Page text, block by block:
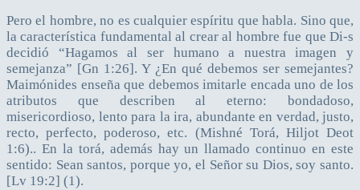
Pero el hombre, no es cualquier espíritu que habla. Sino que,
la característica fundamental al crear al hombre fue que Di-s
decidió “Hagamos al ser humano a nuestra imagen y
semejanza” [Gn 1:26]. Y ¿En qué debemos ser semejantes?
Maimónides enseña que debemos imitarle encada uno de los
atributos que describen al eterno: bondadoso,
misericordioso, lento para la ira, abundante en verdad, justo,
recto, perfecto, poderoso, etc. (Mishné Torá, Hiljot Deot
1:6).. En la torá, además hay un llamado continuo en este
sentido: Sean santos, porque yo, el Señor su Dios, soy santo.
[Lv 19:2] (1).